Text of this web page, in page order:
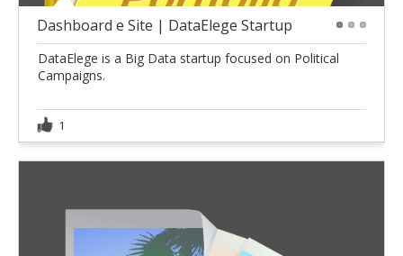
Dashboard e Site | DataElege Startup
DataElege is a Big Data startup focused on Political
Campaigns.
1